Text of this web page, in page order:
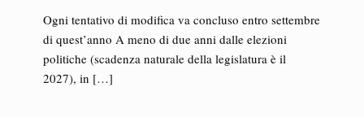
Ogni tentativo di modifica va concluso entro settembre
di quest’anno A meno di due anni dalle elezioni
politiche (scadenza naturale della legislatura è il
2027), in […]